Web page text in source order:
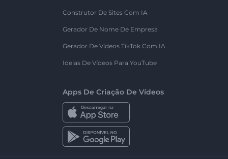
Construtor De Sites Com IA
Gerador De Nome De Empresa
Gerador De Vídeos TikTok Com IA
Ideias De Vídeos Para YouTube
Apps De Criação De Vídeos